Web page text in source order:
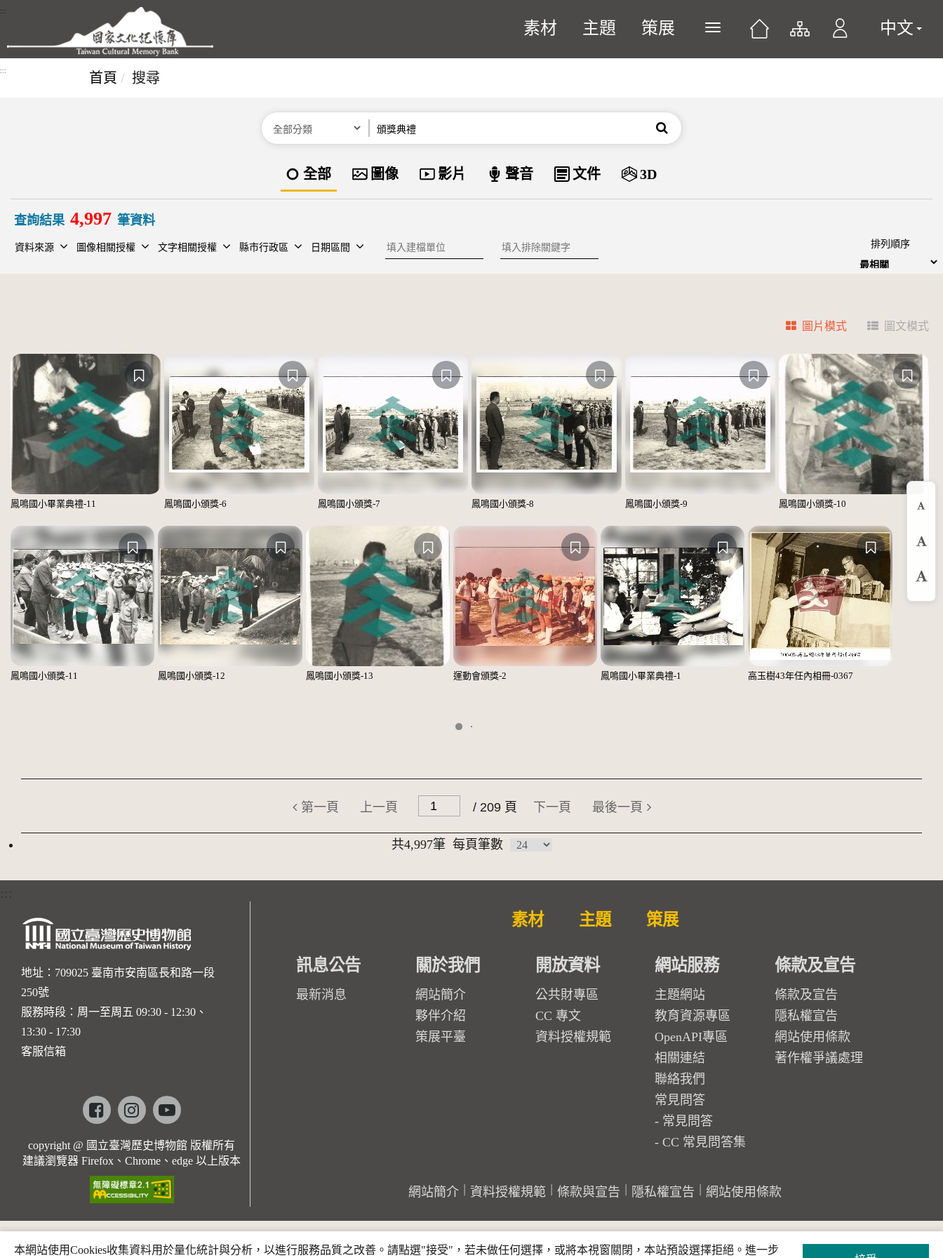
跳到主要內容區塊
:::
素材 主題 策展 展開或關閉主選單 中文
::: 首頁 搜尋
分類 搜尋
資料類型
全部 圖像 影片 聲音 文件 3D
查詢結果 4,997 筆資料
資料來源 圖像相關授權 文字相關授權 縣市行政區 日期區間 建檔單位 排除關鍵字 排列順序
圖片模式 圖文模式
鳳鳴國小畢業典禮-11 鳳鳴國小頒獎-6 鳳鳴國小頒獎-7 鳳鳴國小頒獎-8 鳳鳴國小頒獎-9 鳳鳴國小頒獎-10
鳳鳴國小頒獎-11 鳳鳴國小頒獎-12 鳳鳴國小頒獎-13 運動會頒獎-2 鳳鳴國小畢業典禮-1 高玉樹43年任內相冊-0367
第一頁 上一頁 / 209 頁 下一頁 最後一頁
共4,997筆 每頁筆數
放
:::
地址：709025 臺南市安南區長和路一段
250號
服務時段：周一至周五 09:30 - 12:30、
13:30 - 17:30
客服信箱
Facebookinstagramyoutube
copyright @ 國立臺灣歷史博物館 版權所有
建議瀏覽器 Firefox、Chrome、edge 以上版本
素材 主題 策展
訊息公告
最新消息
關於我們
網站簡介
夥伴介紹
策展平臺
開放資料
公共財專區
CC 專文
資料授權規範
網站服務
主題網站
教育資源專區
OpenAPI專區
相關連結
聯絡我們
常見問答
常見問答
CC 常見問答集
條款及宣告
條款及宣告
隱私權宣告
網站使用條款
著作權爭議處理
網站簡介 資料授權規範 條款與宣告 隱私權宣告 網站使用條款
本網站使用Cookies收集資料用於量化統計與分析，以進行服務品質之改善。請點選"接受"，若未做任何選擇，或將本視窗關閉，本站預設選擇拒絕。進一步